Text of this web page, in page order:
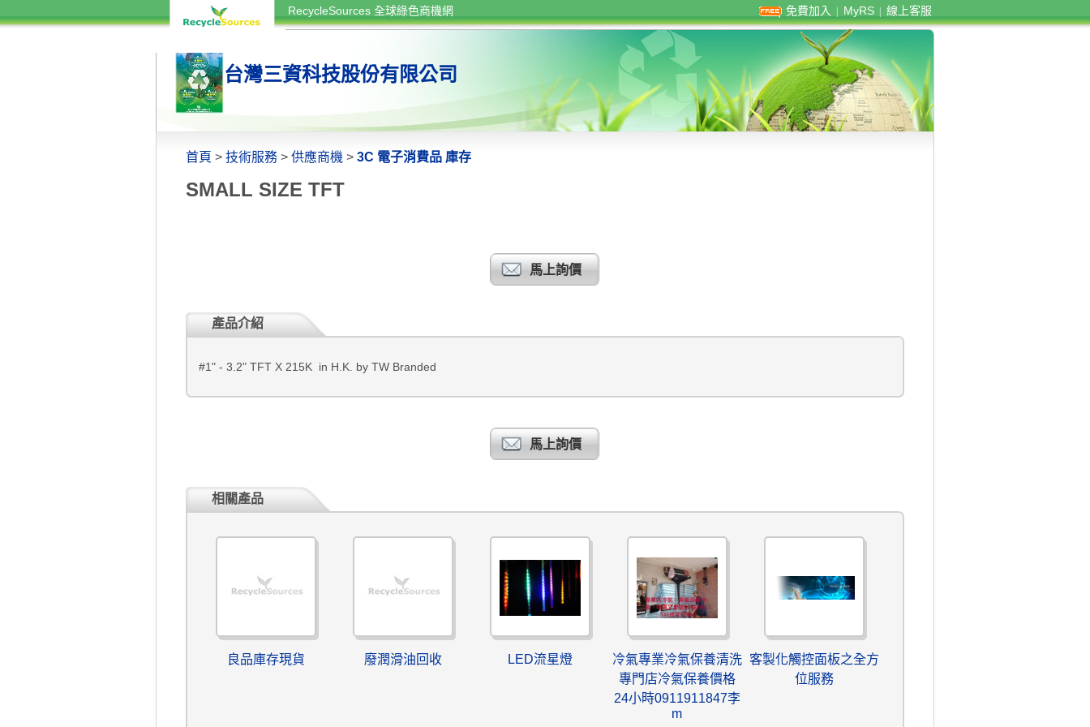
RecycleSources 全球綠色商機網 免費加入 MyRS 線上客服
台灣三資科技股份有限公司
首頁 > 技術服務 > 供應商機 > 3C 電子消費品 庫存
SMALL SIZE TFT
馬上詢價
產品介紹
#1" - 3.2" TFT X 215K in H.K. by TW Branded
馬上詢價
相關產品
良品庫存現貨 廢潤滑油回收 LED流星燈
冷氣專業冷氣保養清洗
專門店冷氣保養價格
24小時0911911847李
m
客製化觸控面板之全方
位服務